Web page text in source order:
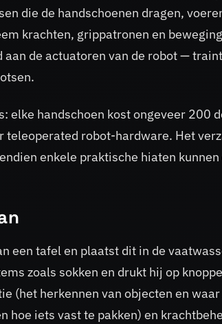
die de handschoenen dragen,
krachten, grippatronen en
de actuatoren van de robot —
elke handschoen kost ongeveer 200
robot-hardware. Het
enkele praktische hiaten
een tafel en plaatst dit in de
zoals sokken en drukt hij op
(het herkennen van objecten en
hoe iets vast te pakken) en